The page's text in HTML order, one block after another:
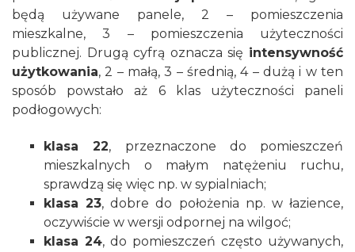
będą używane panele, 2 – pomieszczenia
mieszkalne, 3 – pomieszczenia użyteczności
publicznej. Drugą cyfrą oznacza się intensywność
użytkowania, 2 – małą, 3 – średnią, 4 – dużą i w ten
sposób powstało aż 6 klas użyteczności paneli
podłogowych:
klasa 22, przeznaczone do pomieszczeń
mieszkalnych o małym natężeniu ruchu,
sprawdzą się więc np. w sypialniach;
klasa 23, dobre do położenia np. włazience,
oczywiście w wersji odpornej na wilgoć;
klasa 24, do pomieszczeń często używanych,